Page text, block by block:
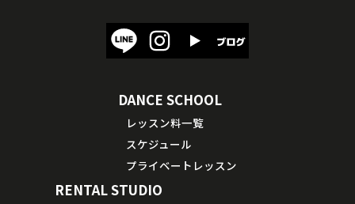
DANCE SCHOOL
レッスン料一覧
スケジュール
プライベートレッスン
RENTAL STUDIO